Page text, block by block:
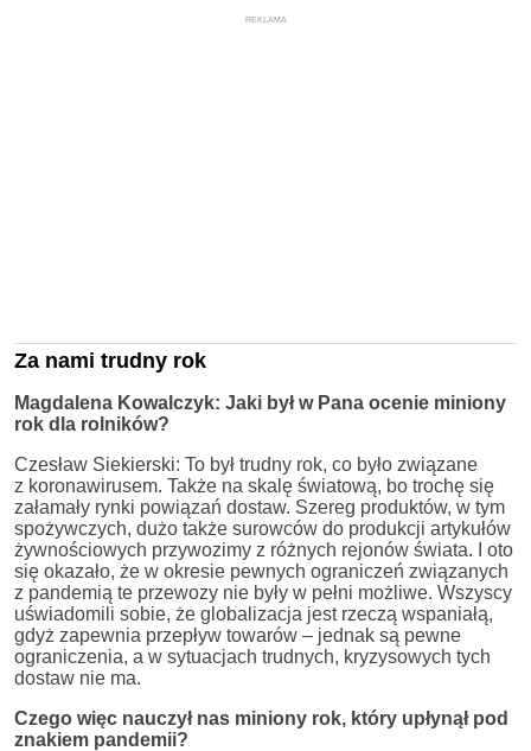
REKLAMA
Za nami trudny rok
Magdalena Kowalczyk: Jaki był w Pana ocenie miniony
rok dla rolników?
Czesław Siekierski: To był trudny rok, co było związane
z koronawirusem. Także na skalę światową, bo trochę się
załamały rynki powiązań dostaw. Szereg produktów, w tym
spożywczych, dużo także surowców do produkcji artykułów
żywnościowych przywozimy z różnych rejonów świata. I oto
się okazało, że w okresie pewnych ograniczeń związanych
z pandemią te przewozy nie były w pełni możliwe. Wszyscy
uświadomili sobie, że globalizacja jest rzeczą wspaniałą,
gdyż zapewnia przepływ towarów – jednak są pewne
ograniczenia, a w sytuacjach trudnych, kryzysowych tych
dostaw nie ma.
Czego więc nauczył nas miniony rok, który upłynął pod
znakiem pandemii?